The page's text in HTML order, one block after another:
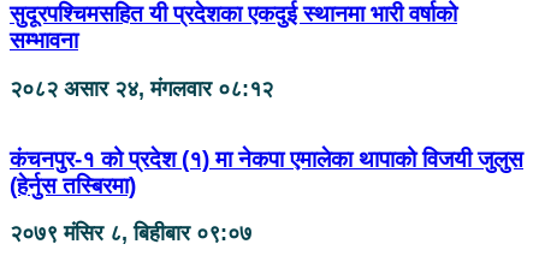
सुदूरपश्चिमसहित यी प्रदेशका एकदुई स्थानमा भारी वर्षाको
सम्भावना
२०८२ असार २४, मंगलवार ०८:१२
कंचनपुर-१ को प्रदेश (१) मा नेकपा एमालेका थापाको विजयी जुलुस
(हेर्नुस तस्बिरमा)
२०७९ मंसिर ८, बिहीबार ०९:०७